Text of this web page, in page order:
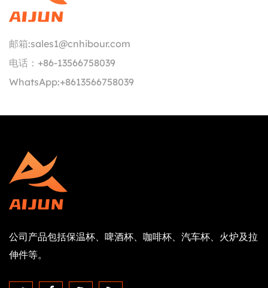
邮箱:sales1@cnhibour.com
电话： +86-13566758039
WhatsApp:+8613566758039
公司产品包括保温杯、啤酒杯、咖啡杯、汽车杯、火炉及拉
伸件等。